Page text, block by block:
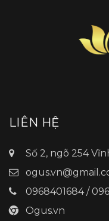
LIÊN HỆ
Số 2, ngõ 254
0968401684 /
Ogus.vn